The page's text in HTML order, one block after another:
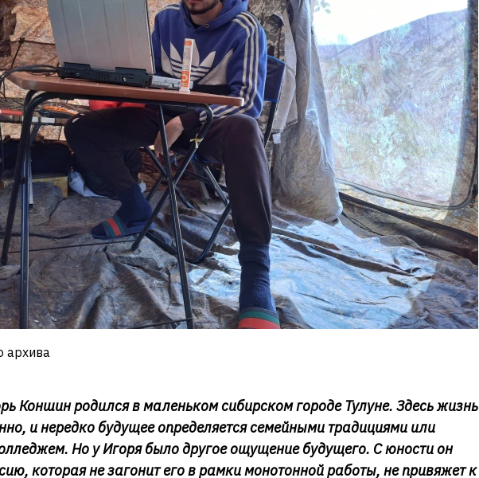
архива
Коншин родился в маленьком сибирском городе Тулуне. Здесь жизнь
и нередко будущее определяется семейными традициями или
Но у Игоря было другое ощущение будущего. С юности он
которая не загонит его в рамки монотонной работы, не привяжет к